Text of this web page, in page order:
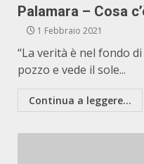
Palamara – Cosa
1 Febbraio 2021
“La verità è nel fondo
pozzo e vede il sole...
Continua a leggere...